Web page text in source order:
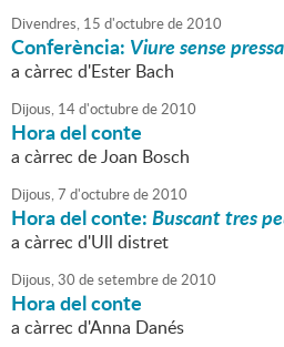
Divendres, 15 d'octubrede2010
Conferència: Viure sense pressa
a càrrec d'Ester Bach
Dijous, 14d'octubrede2010
Hora del conte
a càrrec de Joan Bosch
Dijous,7 d'octubrede2010
Hora del conte:Buscant tres
a càrrec d'Ull distret
Dijous,30 desetembrede2010
Hora del conte
a càrrec d'Anna Danés